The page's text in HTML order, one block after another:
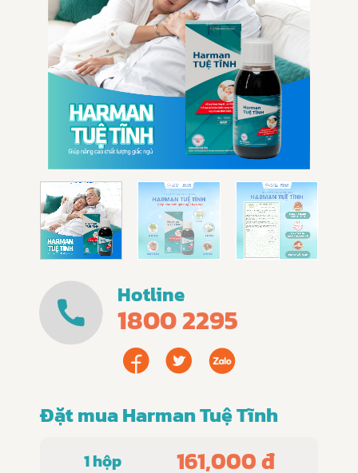
Đặt mua Harman Tuệ Tĩnh
1 hộp 161,000 đ
Hotline
1800 2295